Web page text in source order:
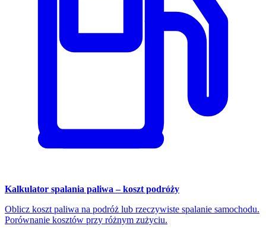
Kalkulator spalania paliwa – koszt podróży
Oblicz koszt paliwa na podróż lub rzeczywiste spalanie samochodu.
Porównanie kosztów przy różnym zużyciu.